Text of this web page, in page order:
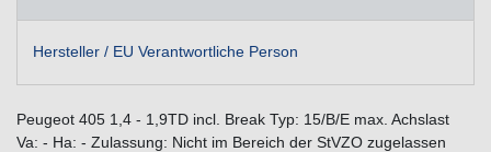
Hersteller / EU Verantwortliche Person
Peugeot 405 1,4 - 1,9TD incl. Break Typ: 15/B/E max. Achslast
Va: - Ha: - Zulassung: Nicht im Bereich der StVZO zugelassen